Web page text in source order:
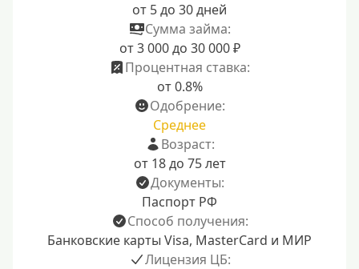
от 5 до 30 дней
Сумма займа:
от 3 000 до 30 000 ₽
Процентная ставка:
от 0.8%
Одобрение:
Среднее
Возраст:
от 18 до 75 лет
Документы:
Паспорт РФ
Способ получения:
Банковские карты Visa, MasterCard и МИР
Лицензия ЦБ: